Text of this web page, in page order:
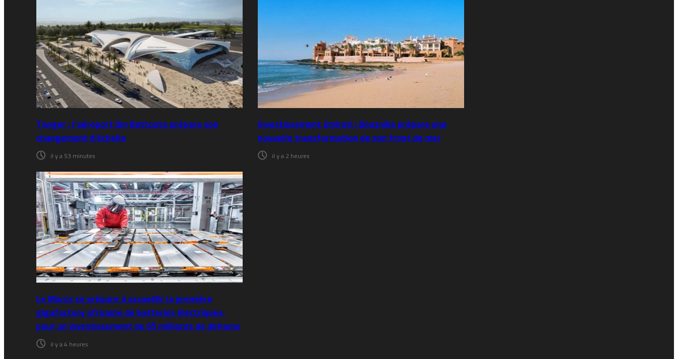
Tanger : l’aéroport Ibn Battouta prépare son
changement d’échelle
il y a 53 minutes
Investissement émirati : Bouznika prépare une
nouvelle transformation de son front de mer
il y a 2 heures
Le Maroc se prépare à accueillir la première
gigafactory africaine de batteries électriques,
pour un investissement de 65 milliards de dirhams
il y a 4 heures